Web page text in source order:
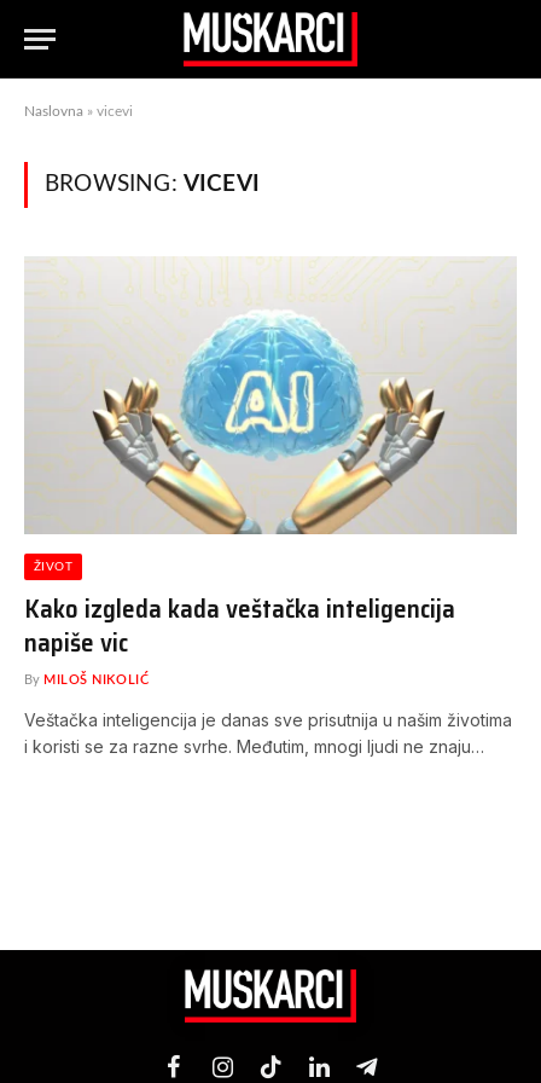
Naslovna » vicevi
BROWSING: VICEVI
ŽIVOT
Kako izgleda kada veštačka inteligencija
napiše vic
By MILOŠ NIKOLIĆ
Veštačka inteligencija je danas sve prisutnija u našim životima
i koristi se za razne svrhe. Međutim, mnogi ljudi ne znaju…
FacebookInstagramTikTokLinkedInTelegram